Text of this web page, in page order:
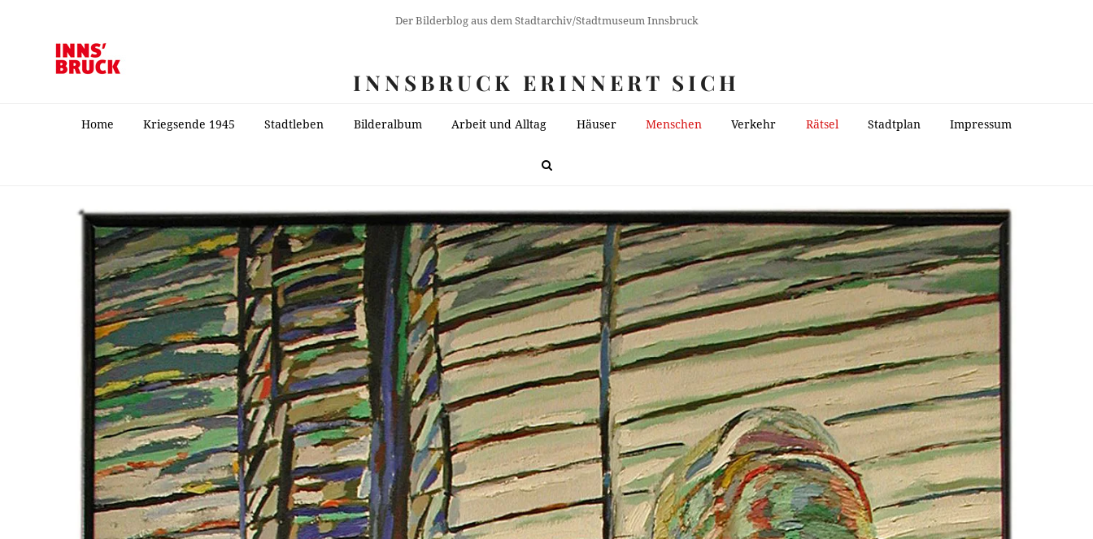
Der Bilderblog aus dem Stadtarchiv/Stadtmuseum Innsbruck
INNSBRUCK ERINNERT SICH
Home Kriegsende 1945 Stadtleben Bilderalbum Arbeit und Alltag Häuser Menschen Verkehr Rätsel Stadtplan Impressum